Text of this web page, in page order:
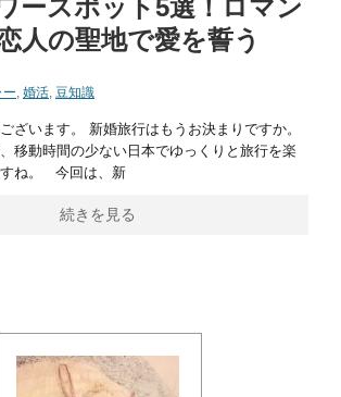
ースポット5選！ロマン
人の聖地で愛を誓う
ー, 婚活, 豆知識
ざいます。 新婚旅行はもうお決まりですか。
移動時間の少ない日本でゆっくりと旅行を楽
すね。 今回は、新
続きを見る